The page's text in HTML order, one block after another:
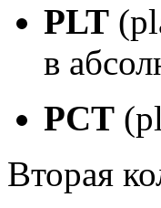
PLT
в
PCT
Вторая